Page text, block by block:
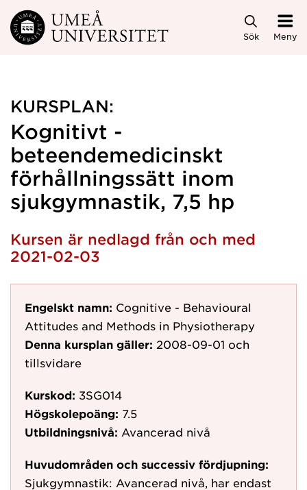
Hoppa direkt till innehållet
Sök Meny
KURSPLAN:
Kognitivt -
beteendemedicinskt
förhållningssätt inom
sjukgymnastik, 7,5 hp
Kursen är nedlagd från och med
2021-02-03
Engelskt namn: Cognitive - Behavioural
Attitudes and Methods in Physiotherapy
Denna kursplan gäller: 2008-09-01 och
tillsvidare
Kurskod: 3SG014
Högskolepoäng: 7.5
Utbildningsnivå: Avancerad nivå
Huvudområden och successiv fördjupning:
Sjukgymnastik: Avancerad nivå, har endast